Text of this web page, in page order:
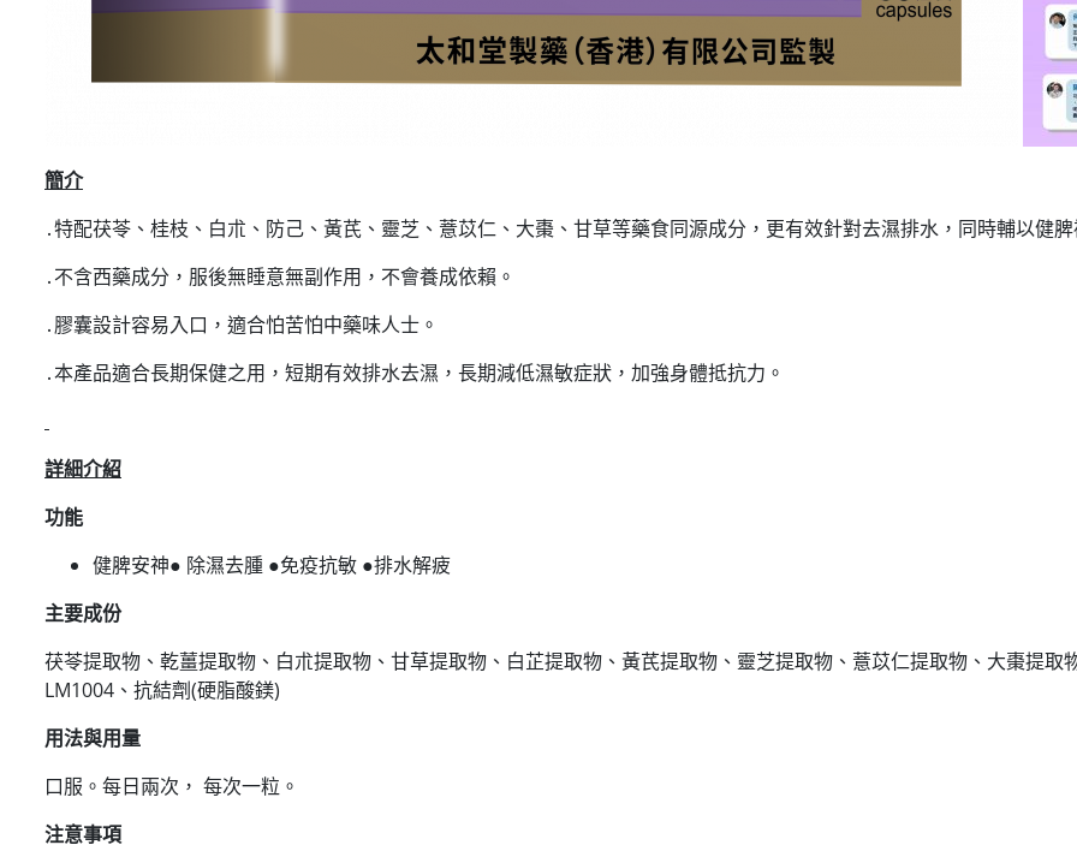
簡介
․特配茯苓、桂枝、白朮、防己、黃芪、靈芝、薏苡仁、大棗、甘草等藥食同源成分，更有效針對去濕排水，同時輔以健
․不含西藥成分，服後無睡意無副作用，不會養成依賴。
․膠囊設計容易入口，適合怕苦怕中藥味人士。
․本產品適合長期保健之用，短期有效排水去濕，長期減低濕敏症狀，加強身體抵抗力。
詳細介紹
功能
健脾安神● 除濕去腫 ●免疫抗敏 ●排水解疲
主要成份
茯苓提取物、乾薑提取物、白朮提取物、甘草提取物、白芷提取物、黃芪提取物、靈芝提取物、薏苡仁提取物、大棗提
LM1004、抗結劑(硬脂酸鎂)
用法與用量
口服。每日兩次， 每次一粒。
注意事項